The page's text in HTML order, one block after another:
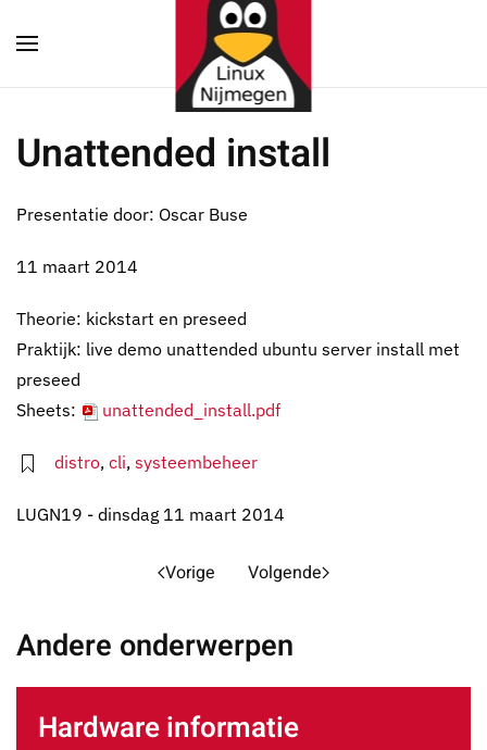
Terug naar hoofdinhoud
Unattended install
Presentatie door: Oscar Buse
11 maart 2014
Theorie: kickstart en preseed
Praktijk: live demo unattended ubuntu server install met
preseed
Sheets:
unattended_install.pdf
distro, cli, systeembeheer
LUGN19 - dinsdag 11 maart 2014
Vorige Volgende
Andere onderwerpen
Hardware informatie